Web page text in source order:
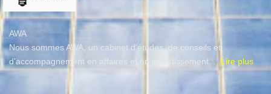
AWA
Nous sommes AWA, un cabinet d’études, de conseils et
d'accompagnement en affaires et en investissement.
...Lire plus